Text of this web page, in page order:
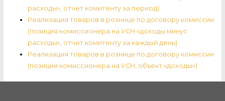
расходы», отчет комитенту за период)
Реализация товаров в рознице по договору комиссии
(позиция комиссионера на УСН «доходы минус
расходы», отчет комитенту за каждый день)
Реализация товаров в рознице по договору комиссии
(позиция комиссионера на УСН, объект «доходы»)